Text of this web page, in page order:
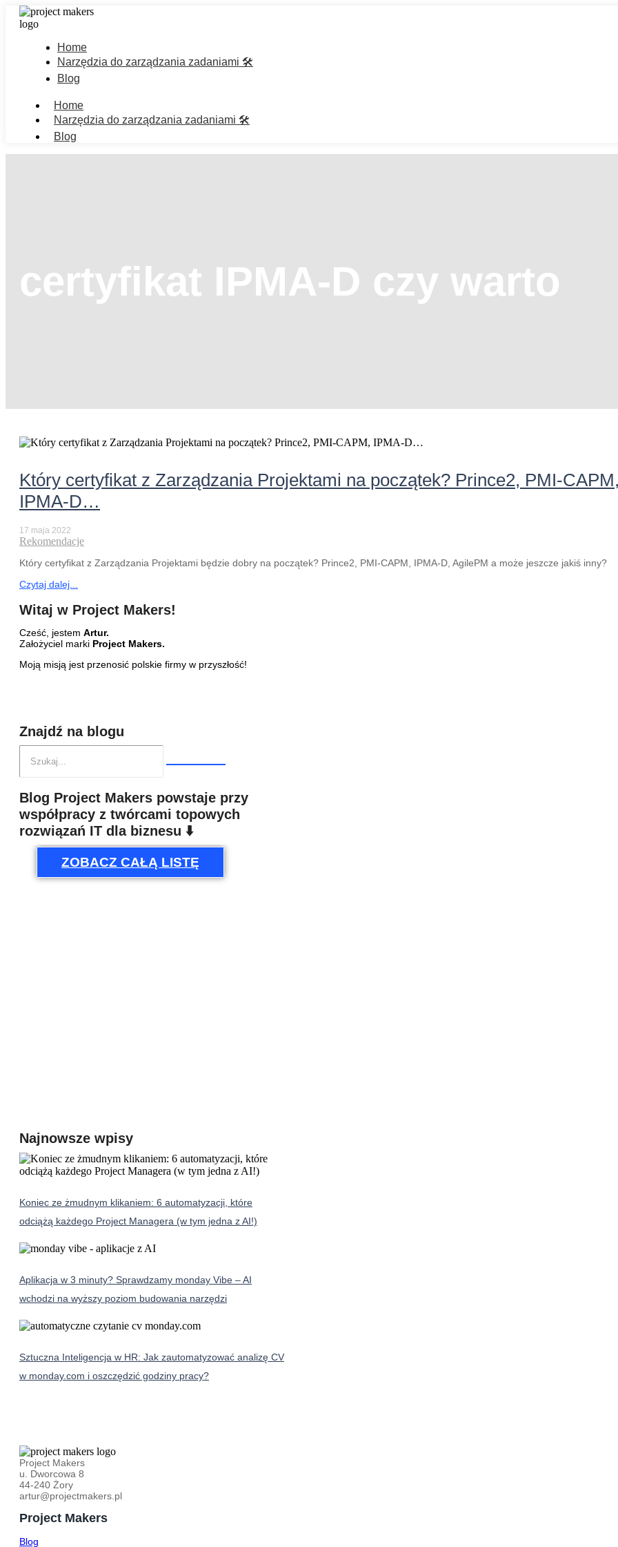
Home
Narzędzia do zarządzania zadaniami 🛠️
Blog
Home
Narzędzia do zarządzania zadaniami 🛠️
Blog
certyfikat IPMA-D czy warto
Który certyfikat z Zarządzania Projektami na początek? Prince2, PMI-
IPMA-D…
17 maja 2022
Rekomendacje
Który certyfikat z Zarządzania Projektami będzie dobry na początek? Prince2, PMI-CAPM, IPMA-D, AgilePM a może jeszcze jakiś inny?
Czytaj dalej...
Witaj w Project Makers!
Cześć, jestem Artur.
Założyciel marki Project Makers.
Moją misją jest przenosić polskie firmy w przyszłość!
Znajdź na blogu
Blog Project Makers powstaje przy
współpracy z twórcami topowych
rozwiązań IT dla biznesu ⬇️
ZOBACZ CAŁĄ LISTĘ
Najnowsze wpisy
Koniec ze żmudnym klikaniem: 6 automatyzacji, które
odciążą każdego Project Managera (w tym jedna z AI!)
Aplikacja w 3 minuty? Sprawdzamy monday Vibe – AI
wchodzi na wyższy poziom budowania narzędzi
Sztuczna Inteligencja w HR: Jak zautomatyzować analizę CV
w monday.com i oszczędzić godziny pracy?
Project Makers
u. Dworcowa 8
44-240 Żory
artur@projectmakers.pl
Project Makers
Blog